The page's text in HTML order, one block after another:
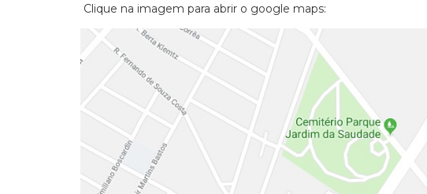
Clique na imagem para abrir o google maps: